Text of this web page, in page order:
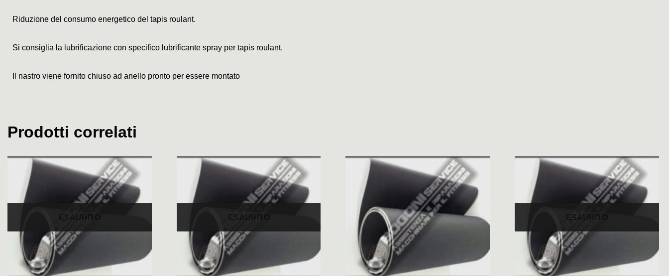
Riduzione del consumo energetico del tapis roulant.
Si consiglia la lubrificazione con specifico lubrificante spray per tapis roulant.
Il nastro viene fornito chiuso ad anello pronto per essere montato
Prodotti correlati
ESAURITO ESAURITO ESAURITO